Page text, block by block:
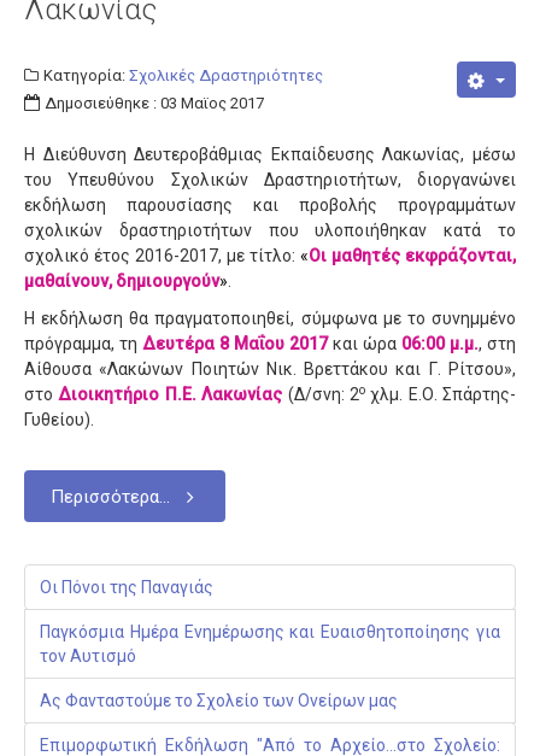
Λακωνίας
Κατηγορία: Σχολικές Δραστηριότητες
Δημοσιεύθηκε : 03 Μαϊος 2017
Η Διεύθυνση Δευτεροβάθμιας Εκπαίδευσης Λακωνίας, μέσω
του Υπευθύνου Σχολικών Δραστηριοτήτων, διοργανώνει
εκδήλωση παρουσίασης και προβολής προγραμμάτων
σχολικών δραστηριοτήτων που υλοποιήθηκαν κατά το
σχολικό έτος 2016-2017, με τίτλο: «Οι μαθητές εκφράζονται,
μαθαίνουν, δημιουργούν»
Η εκδήλωση θα πραγματοποιηθεί, σύμφωνα με το συνημμένο
πρόγραμμα, τη Δευτέρα 8 Μαΐου 2017και ώρα 06:00 μ.μ., στη
Αίθουσα «Λακώνων Ποιητών Νικ. Βρεττάκου και Γ. Ρίτσου»,
στο Διοικητήριο Π.Ε. Λακωνίας (Δ/σνη: 2οχλμ. Ε.Ο. Σπάρτης-
Γυθείου).
Περισσότερα...
Οι Πόνοι της Παναγιάς
Παγκόσμια Ημέρα Ενημέρωσης και Ευαισθητοποίησης για
τον Αυτισμό
Ας Φανταστούμε το Σχολείο των Ονείρων μας
Επιμορφωτική Εκδήλωση "Από το Αρχείο…στο Σχολείο: